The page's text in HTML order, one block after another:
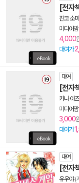
[전자
진코 소마
미디어팜|
4,000
대여가
대여
[전자
카나 아
미디어팜|
3,000
대여가
대여
[전자
유우야(